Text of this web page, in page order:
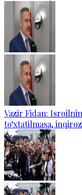
Vazir Fidan:
to‘xtatilmasa,